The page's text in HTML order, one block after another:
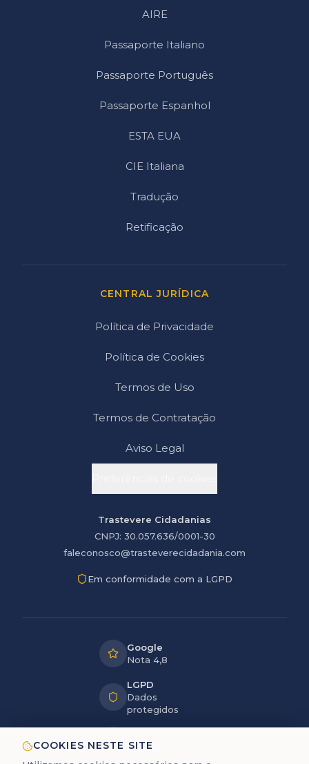
AIRE
Passaporte Italiano
Passaporte Português
Passaporte Espanhol
ESTA EUA
CIE Italiana
Tradução
Retificação
CENTRAL JURÍDICA
Política de Privacidade
Política de Cookies
Termos de Uso
Termos de Contratação
Aviso Legal
Trastevere Cidadanias
CNPJ: 30.057.636/0001-30
faleconosco@trasteverecidadania.com
Em conformidade com a LGPD
Google
Nota 4,8
LGPD
Dados
protegidos
de experiência
COOKIES NESTE SITE